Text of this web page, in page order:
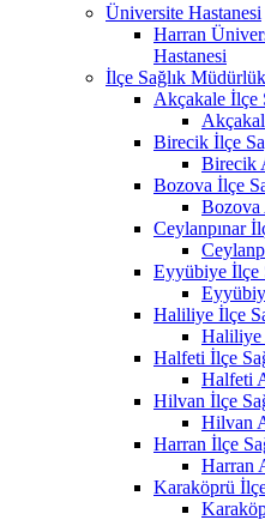
Üniversite Hastanesi
Harran
Hastanesi
İlçe Sağlık
Akçakale İlçe
Birecik İlçe
Birecik
Bozova İlçe
Bozova
Ceylanpınar
Eyyübiye İlçe
Haliliye İlçe
Haliliye
Halfeti İlçe
Halfeti
Hilvan İlçe
Hilvan
Harran İlçe
Harran
Karaköprü